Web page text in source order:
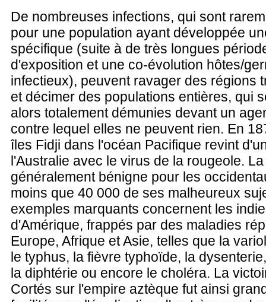
De nombreuses infections, qui sont
pour une population ayant développée
spécifique (suite à de très longues
d'exposition et une co-évolution hôtes/
infectieux), peuvent ravager des régions
et décimer des populations entières, qui
alors totalement démunies devant un
contre lequel elles ne peuvent rien. En
îles Fidji dans l'océan Pacifique revint
l'Australie avec le virus de la rougeole.
généralement bénigne pour les
moins que 40 000 de ses malheureux
exemples marquants concernent les
d'Amérique, frappés par des maladies
Europe, Afrique et Asie, telles que la
le typhus, la fièvre typhoïde, la
la diphtérie ou encore le choléra. La
Cortés sur l'empire aztèque fut ainsi